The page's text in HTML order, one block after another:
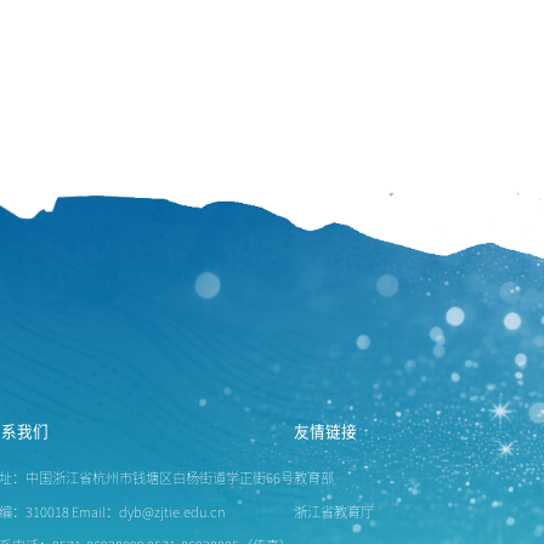
我们
：中国浙江省杭州市钱塘区白杨街道学正街66号
：310018 Email：dyb@zjtie.edu.cn
友情链接
教育部
浙江省教育厅